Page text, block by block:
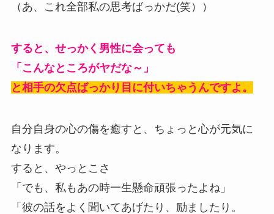
（あ、これ全部私の思考ばっかだ(笑））
すると、せっかく男性に会っても
「こんなところがヤだな～」
と相手の欠点ばっかり目に付いちゃうんですよ。
自分自身の心の傷を癒すと、ちょっと心が元気に
なります。
すると、やっとこさ
「でも、私もあの時一生懸命頑張ったよね」
「彼の話をよく聞いてあげたり、励ましたり。